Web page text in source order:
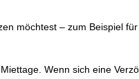
möchtest – zum Beispiel
Wenn sich eine